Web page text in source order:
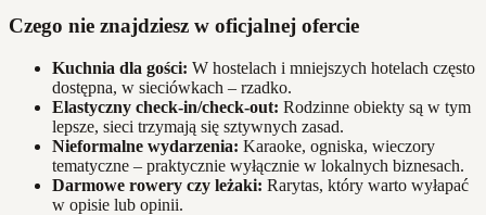
Czego nie znajdziesz w oficjalnej ofercie
Kuchnia dla gości: W hostelach i mniejszych hotelach często
dostępna, w sieciówkach – rzadko.
Elastyczny check-in/check-out: Rodzinne obiekty są w tym
lepsze, sieci trzymają się sztywnych zasad.
Nieformalne wydarzenia: Karaoke, ogniska, wieczory
tematyczne – praktycznie wyłącznie w lokalnych biznesach.
Darmowe rowery czy leżaki: Rarytas, który warto wyłapać
w opisie lub opinii.